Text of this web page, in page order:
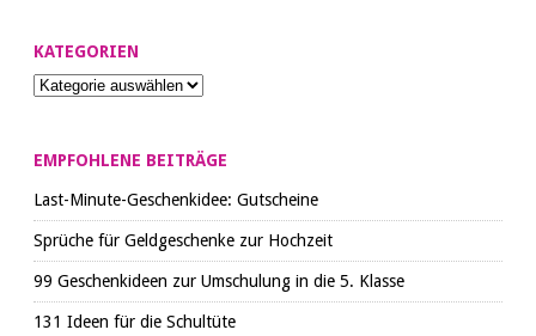
KATEGORIEN
EMPFOHLENE BEITRÄGE
Last-Minute-Geschenkidee: Gutscheine
Sprüche für Geldgeschenke zur Hochzeit
99 Geschenkideen zur Umschulung in die 5. Klasse
131 Ideen für die Schultüte